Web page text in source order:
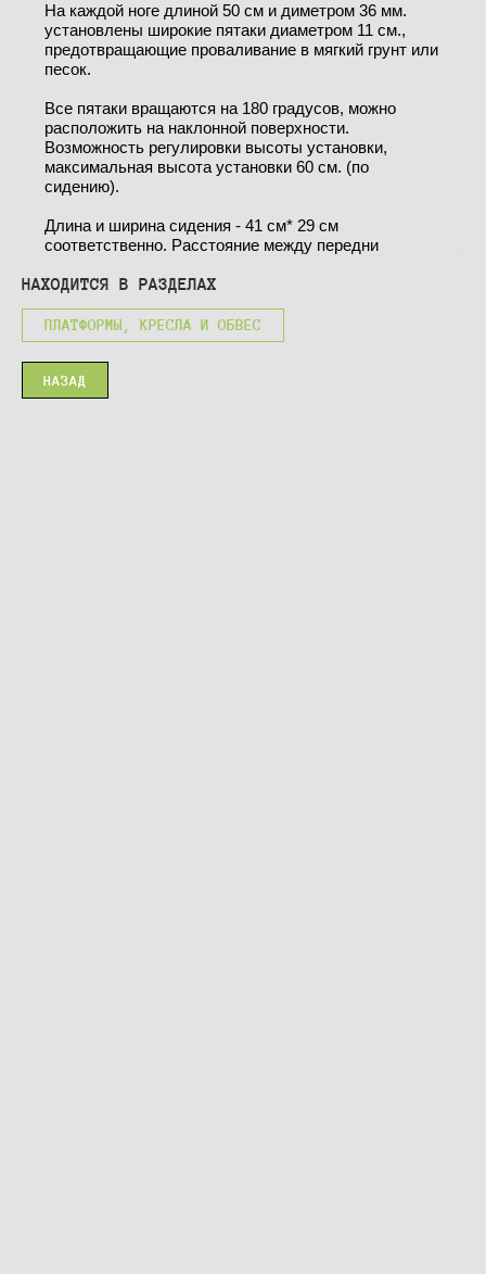
На каждой ноге длиной 50 см и диметром 36 мм.
установлены широкие пятаки диаметром 11 см.,
предотвращающие проваливание в мягкий грунт или
песок.
Все пятаки вращаются на 180 градусов, можно
расположить на наклонной поверхности.
Возможность регулировки высоты установки,
максимальная высота установки 60 см. (по
сидению).
Длина и ширина сидения - 41 см* 29 см
соответственно. Расстояние между передни
НАХОДИТСЯ В РАЗДЕЛАХ
ПЛАТФОРМЫ, КРЕСЛА И ОБВЕС
НАЗАД